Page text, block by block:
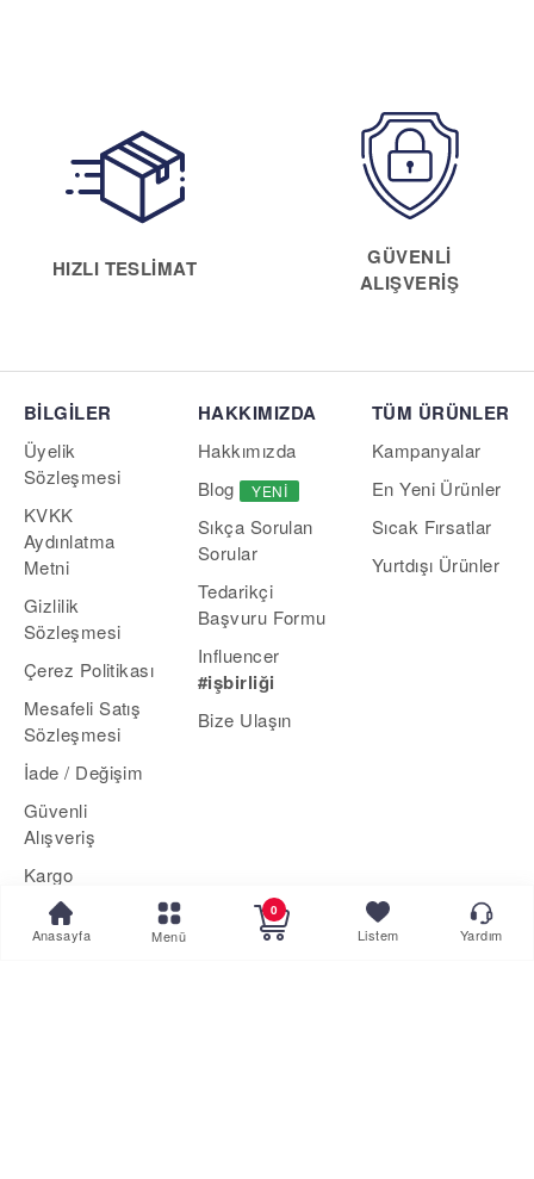
HIZLI TESLIMAT
GÜVENLI
ALIŞVERIŞ
BİLGİLER
Üyelik
Sözleşmesi
KVKK
Aydınlatma
Metni
Gizlilik
Sözleşmesi
Çerez Politikası
Mesafeli Satış
Sözleşmesi
İade / Değişim
Güvenli
Alışveriş
Kargo
Yardım
HAKKIMIZDA
Hakkımızda
Blog YENI
Sıkça Sorulan
Sorular
Tedarikçi
Başvuru Formu
Influencer
#işbirliği
Bize Ulaşın
TÜM ÜRÜNLER
Kampanyalar
En Yeni Ürünler
Sıcak Fırsatlar
Yurtdışı Ürünler
Anasayfa Menü
0
Listem Yardım